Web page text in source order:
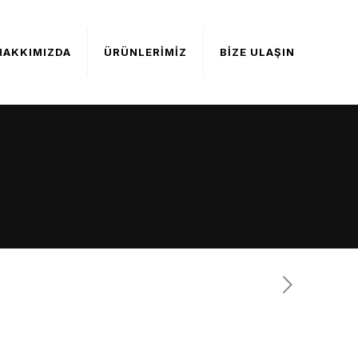
ÜRÜNLERİMİZ BİZE ULAŞIN